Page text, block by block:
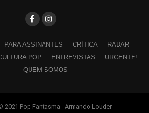
PARA ASSINANTES CRÍTICA
RADAR
POP ENTREVISTAS
URGENTE!
QUEM SOMOS
2021 Pop Fantasma - Armando Louder